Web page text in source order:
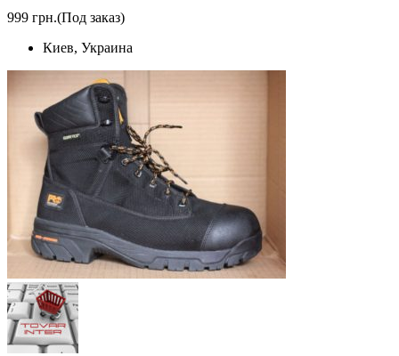
999 грн.(Под заказ)
Киев, Украина